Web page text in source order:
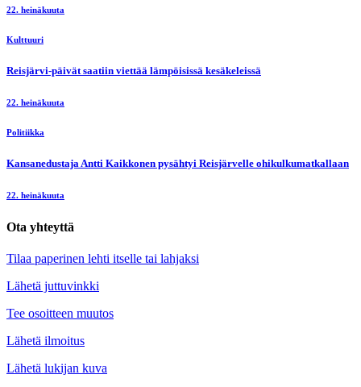
22. heinäkuuta
Kulttuuri
Reisjärvi-päivät saatiin viettää lämpöisissä kesäkeleissä
22. heinäkuuta
Politiikka
Kansanedustaja Antti Kaikkonen pysähtyi Reisjärvelle ohikulkumatkallaan
22. heinäkuuta
Ota yhteyttä
Tilaa paperinen lehti itselle tai lahjaksi
Lähetä juttuvinkki
Tee osoitteen muutos
Lähetä ilmoitus
Lähetä lukijan kuva